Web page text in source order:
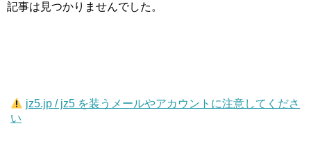
記事は見つかりませんでした。
jz5.jp / jz5 を装うメールやアカウントに注意してくださ
い